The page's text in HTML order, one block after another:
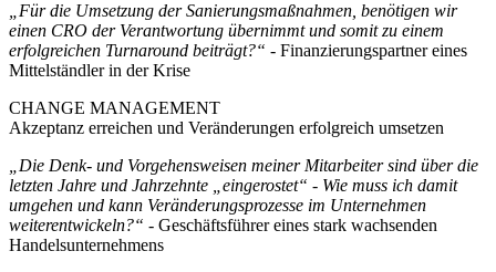
„Für die Umsetzung der Sanierungsmaßnahmen, benötigen wir
einen CRO der Verantwortung übernimmt und somit zu einem
erfolgreichen Turnaround beiträgt?“ - Finanzierungspartner eines
Mittelständler in der Krise
CHANGE MANAGEMENT
Akzeptanz erreichen und Veränderungen erfolgreich umsetzen
„Die Denk- und Vorgehensweisen meiner Mitarbeiter sind über die
letzten Jahre und Jahrzehnte „eingerostet“ - Wie muss ich damit
umgehen und kann Veränderungsprozesse im Unternehmen
weiterentwickeln?“ - Geschäftsführer eines stark wachsenden
Handelsunternehmens